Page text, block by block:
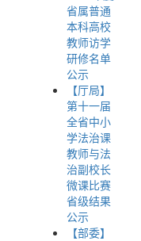
省属普通
本科高校
教师访学
研修名单
公示
【厅局】
第十一届
全省中小
学法治课
教师与法
治副校长
微课比赛
省级结果
公示
【部委】